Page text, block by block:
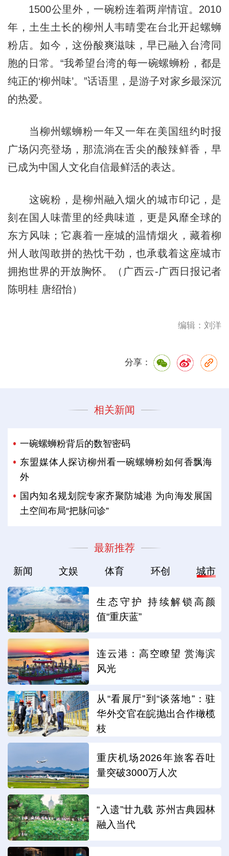
1500公里外，一碗粉连着两岸情谊。2010
年，土生土长的柳州人韦晴雯在台北开起螺蛳
粉店。如今，这份酸爽滋味，早已融入台湾同
胞的日常。“我希望台湾的每一碗螺蛳粉，都是
纯正的‘柳州味’。”话语里，是游子对家乡最深沉
的热爱。
当柳州螺蛳粉一年又一年在美国纽约时报
广场闪亮登场，那流淌在舌尖的酸辣鲜香，早
已成为中国人文化自信最鲜活的表达。
这碗粉，是柳州融入烟火的城市印记，是
刻在国人味蕾里的经典味道，更是风靡全球的
东方风味；它裹着一座城的温情烟火，藏着柳
州人敢闯敢拼的热忱干劲，也承载着这座城市
拥抱世界的开放胸怀。（广西云-广西日报记者
陈明桂 唐绍怡）
编辑：刘洋
分享：
相关新闻
一碗螺蛳粉背后的数智密码
东盟媒体人探访柳州看一碗螺蛳粉如何香飘海
外
国内知名规划院专家齐聚防城港 为向海发展国
土空间布局“把脉问诊”
最新推荐
新闻 文娱 体育 环创 城市
生态守护 持续解锁高颜
值“重庆蓝”
连云港：高空瞭望 赏海滨
风光
从“看展厅”到“谈落地”：驻
华外交官在皖抛出合作橄榄
枝
重庆机场2026年旅客吞吐
量突破3000万人次
“入遗”廿九载 苏州古典园林
融入当代